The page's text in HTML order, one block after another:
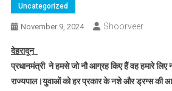
Uncategorized
November 9, 2024 Shoorveer
देहरादून
प्रधानमंत्री ने हमसे जो नौ आग्रह किए हैं वह हमारे लिए
राज्यपाल।युवाओं को हर प्रकार के नशे और ड्रग्स की